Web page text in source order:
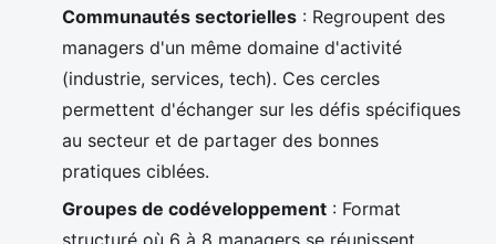
Communautés sectorielles : Regroupent des
managers d'un même domaine d'activité
(industrie, services, tech). Ces cercles
permettent d'échanger sur les défis spécifiques
au secteur et de partager des bonnes
pratiques ciblées.
Groupes de codéveloppement : Format